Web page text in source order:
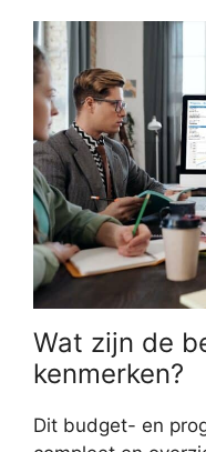
Wat zijn de
kenmerken?
Dit budget- en